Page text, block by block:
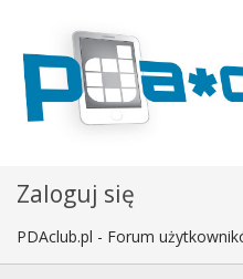
Zaloguj się
PDAclub.pl - Forum